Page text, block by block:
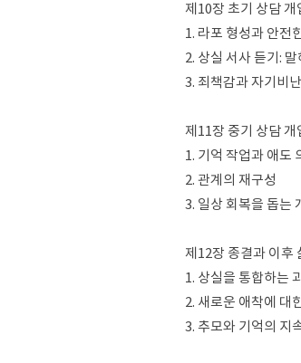
제10장 초기 상담 개
1. 라포 형성과 안전
2. 상실 서사 듣기:
3. 죄책감과 자기비
제11장 중기 상담 개
1. 기억 작업과 애도
2. 관계의 재구성
3. 일상 회복을 돕는
제12장 종결과 이후
1. 상실을 통합하는
2. 새로운 애착에 대
3. 추모와 기억의 지